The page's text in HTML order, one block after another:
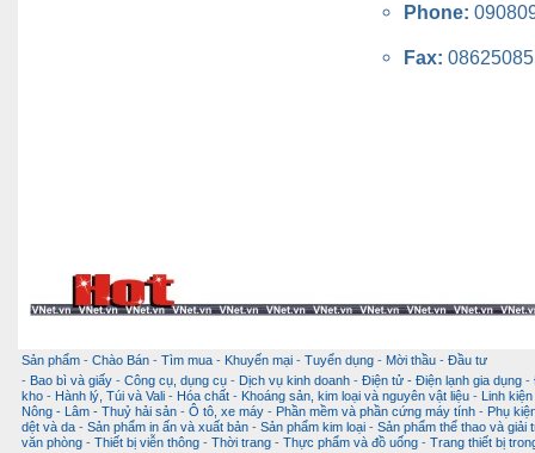
Phone:
Fax:
Sản phẩm - Chào Bán - Tìm mua - Khuyến mại - Tuyển dụng - Mời thầu - Đầu tư
- Bao bì và giấy - Công cụ, dụng cụ - Dịch vụ kinh doanh - Điện tử - Điện lạnh gia dụng -
kho - Hành lý, Túi và Vali - Hóa chất - Khoáng sản, kim loại và nguyên vật liệu -
Linh
Nông - Lâm - Thuỷ hải sản - Ô tô, xe máy - Phần mềm và phần cứng máy tính - Phụ
dệt và da - Sản phẩm in ấn và xuất bản - Sản phẩm kim loại - Sản phẩm thể thao và giải
văn phòng - Thiết bị viễn thông - Thời trang - Thực phẩm và đồ uống - Trang thiết bị